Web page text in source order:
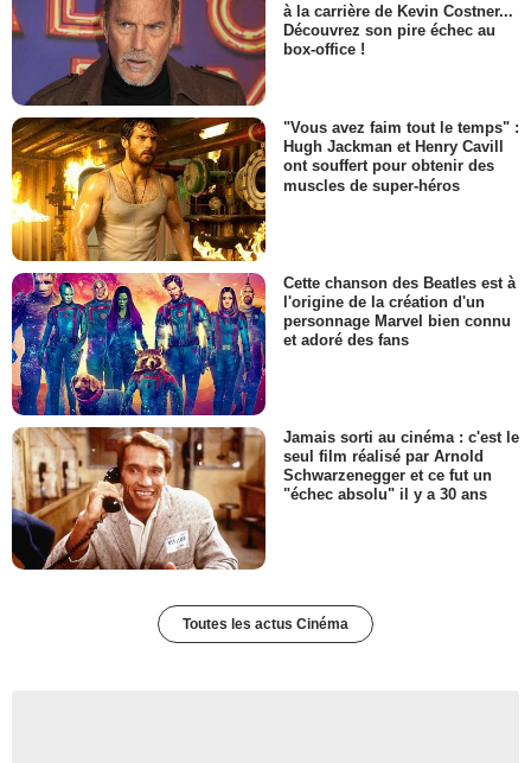
à la carrière de Kevin Costner...
Découvrez son pire échec au
box-office !
"Vous avez faim tout le temps" :
Hugh Jackman et Henry Cavill
ont souffert pour obtenir des
muscles de super-héros
Cette chanson des Beatles est à
l'origine de la création d'un
personnage Marvel bien connu
et adoré des fans
Jamais sorti au cinéma : c'est le
seul film réalisé par Arnold
Schwarzenegger et ce fut un
"échec absolu" il y a 30 ans
Toutes les actus Cinéma